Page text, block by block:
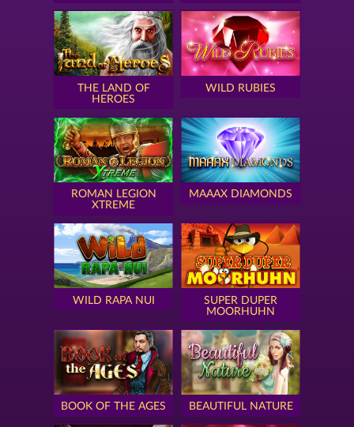
THE LAND OF
HEROES
WILD RUBIES
ROMAN LEGION
XTREME
MAAAX DIAMONDS
WILD RAPA NUI
SUPER DUPER
MOORHUHN
BOOK OF THE AGES BEAUTIFUL NATURE